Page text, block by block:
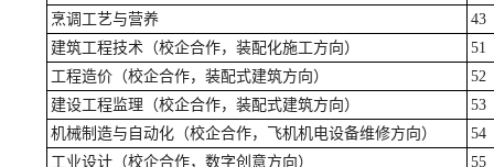
烹调工艺与营养
43
建筑工程技术（校企合作，装配化施工方向）
51
工程造价（校企合作，装配式建筑方向）
52
建设工程监理（校企合作，装配式建筑方向）
53
机械制造与自动化（校企合作，飞机机电设备维修方向）
54
工业设计（校企合作，数字创意方向）
55